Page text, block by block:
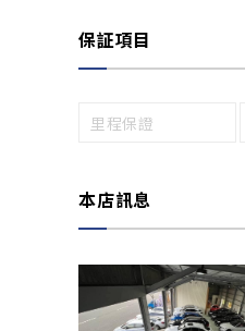
保証項目
里程保證
本店訊息